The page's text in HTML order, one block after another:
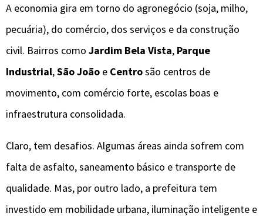
A economia gira em torno do agronegócio (soja, milho,
pecuária), do comércio, dos serviços e da construção
civil. Bairros como Jardim Bela Vista, Parque
Industrial,São João e Centrosão centros de
movimento, com comércio forte, escolas boas e
infraestrutura consolidada.
Claro, tem desafios. Algumas áreas ainda sofrem com
falta de asfalto, saneamento básico e transporte de
qualidade. Mas, por outro lado, a prefeitura tem
investido em mobilidade urbana, iluminação inteligente e